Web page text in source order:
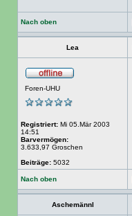
Nach oben
Lea
Foren-UHU
Registriert: Mi 05.Mär 2003
14:51
Barvermögen:
3.633,97 Groschen
Beiträge: 5032
Nach oben
Aschemännl